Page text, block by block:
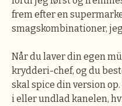
frem efter en
smagskombinationer,
Når du laver din egen
krydderi-chef, og du
skal spice din version
i eller undlad kanelen,